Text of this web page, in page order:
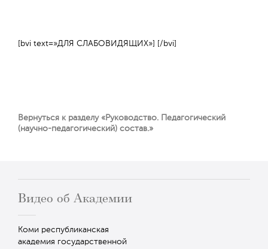
[bvi text=»ДЛЯ СЛАБОВИДЯЩИХ»] [/bvi]
Вернуться к разделу «Руководство. Педагогический
(научно-педагогический) состав.»
Видео об Академии
Коми республиканская
академия государственной